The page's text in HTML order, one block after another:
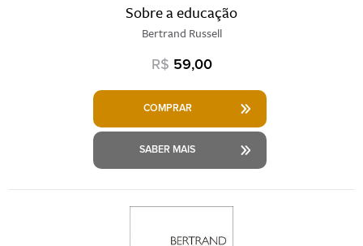
Sobre a educação
Bertrand Russell
R$ 59,00
COMPRAR
SABER MAIS